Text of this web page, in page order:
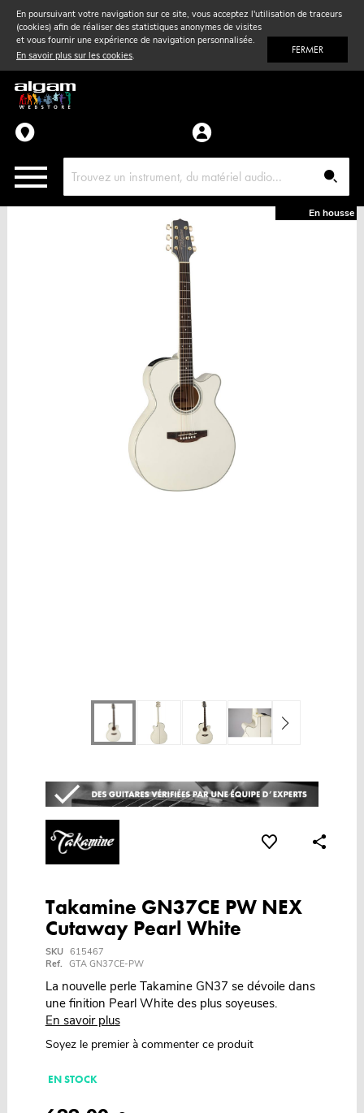
En poursuivant votre navigation sur ce site, vous acceptez l'utilisation de traceurs
(cookies) afin de réaliser des statistiques anonymes de visites
et vous fournir une expérience de navigation personnalisée.
En savoir plus sur les cookies. FERMER
Vent& Violon
Accessoires
Pièces détachées
En housse
Takamine GN37CE PW NEX
Cutaway Pearl White
SKU 615467
Ref. GTA GN37CE-PW
La nouvelle perle Takamine GN37 se dévoile dans
une finition Pearl White des plus soyeuses.
En savoir plus
Soyez le premier à commenter ce produit
EN STOCK